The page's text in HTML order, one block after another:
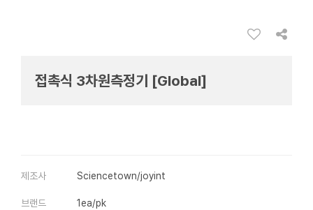
접촉식 3차원측정기 [Global]
제조사 Sciencetown/joyint
브랜드 1ea/pk